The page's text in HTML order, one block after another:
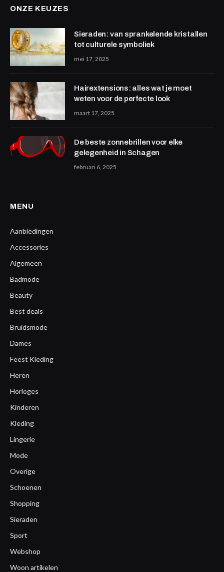
ONZE KEUZES
Sieraden: van sprankelende kristallen
tot culturele symboliek
mei 17, 2025
Hairextensions: alles wat je moet
weten voor de perfecte look
maart 17, 2025
De beste zonnebrillen voor elke
gelegenheid in Schagen
februari 6, 2025
MENU
Aanbiedingen
Accessories
Algemeen
Badmode
Beauty
Best deals
Bruidsmode
Dames
Feest Kleding
Heren
Horloges
Kinderen
Kleding
Lingerie
Mode
Overige
Schoenen
Shopping
Sieraden
Sport
Webshop
Woon artikelen